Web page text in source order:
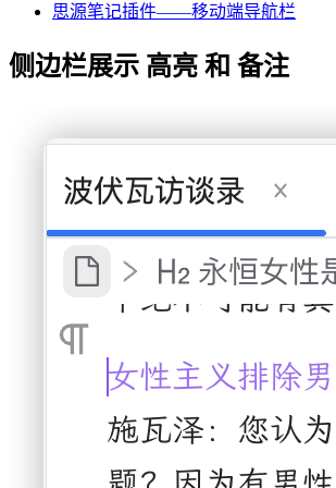
思源笔记插件——移动端导航栏
侧边栏展示 高亮 和 备注